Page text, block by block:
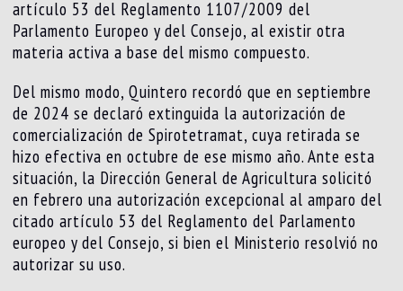
artículo 53 del Reglamento 1107/2009 del
Parlamento Europeo y del Consejo, al existir otra
materia activa a base del mismo compuesto.
Del mismo modo, Quintero recordó que en septiembre
de 2024 se declaró extinguida la autorización de
comercialización de Spirotetramat, cuya retirada se
hizo efectiva en octubre de ese mismo año. Ante esta
situación, la Dirección General de Agricultura solicitó
en febrero una autorización excepcional al amparo del
citado artículo 53 del Reglamento del Parlamento
europeo y del Consejo, si bien el Ministerio resolvió no
autorizar su uso.